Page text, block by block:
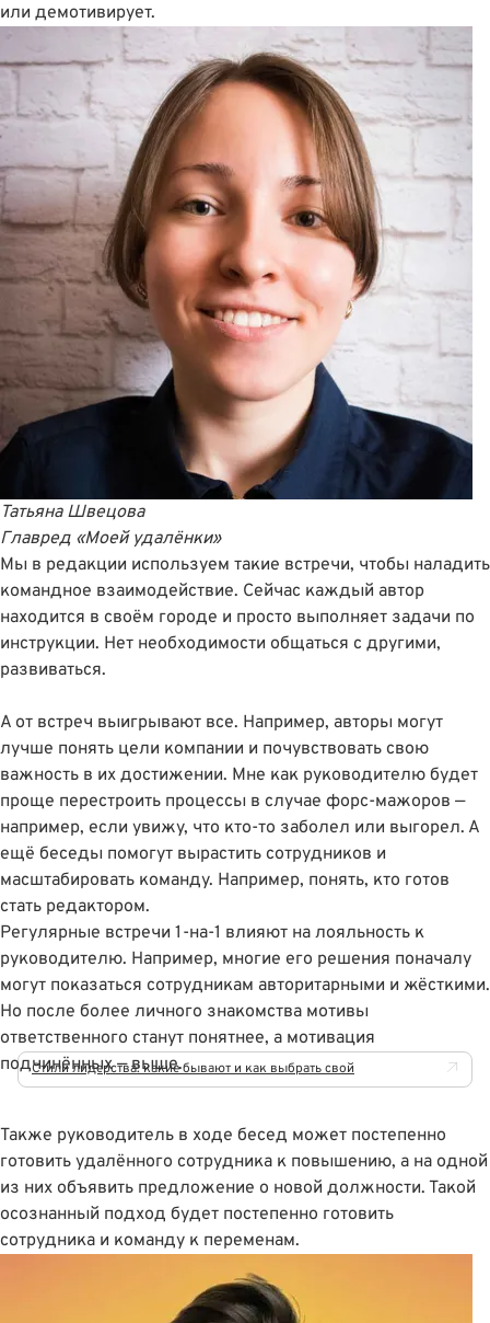
или демотивирует.
Татьяна Швецова
Главред «Моей удалёнки»
Мы в редакции используем такие встречи, чтобы наладить
командное взаимодействие. Сейчас каждый автор
находится в своём городе и просто выполняет задачи по
инструкции. Нет необходимости общаться с другими,
развиваться.
А от встреч выигрывают все. Например, авторы могут
лучше понять цели компании и почувствовать свою
важность в их достижении. Мне как руководителю будет
проще перестроить процессы в случае форс-мажоров —
например, если увижу, что кто-то заболел или выгорел. А
ещё беседы помогут вырастить сотрудников и
масштабировать команду. Например, понять, кто готов
стать редактором.
Регулярные встречи 1-на-1 влияют на лояльность к
руководителю. Например, многие его решения поначалу
могут показаться сотрудникам авторитарными и жёсткими.
Но после более личного знакомства мотивы
ответственного станут понятнее, а мотивация
подчинённых — выше.
Стили лидерства: какие бывают и как выбрать свой
Также руководитель в ходе бесед может постепенно
готовить удалённого сотрудника к повышению, а на одной
из них объявить предложение о новой должности. Такой
осознанный подход будет постепенно готовить
сотрудника и команду к переменам.